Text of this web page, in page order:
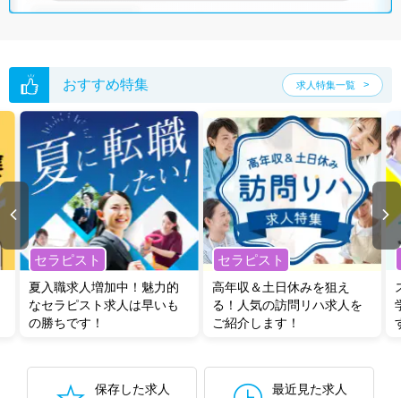
サイト上に掲載されている求人の他に、非公開求人もございます。無料
三重県の柔道整復師求人では以下のような条件が人気です。
・
・正社員(正職員)
・
介護福祉施設 ・ 接骨院・その他
他の条件でも人気の求人がございますので、「こだわり条件」から検索
いただくか、お気軽にお問い合わせください。
全国の柔道整復師求人から検索いただくことも可能です。
無料転職支援サービスにお申し込みいただくと、ご希望条件をヒアリン
グした上で求人をご提案いたします。
ご希望条件がまだ定まっていない方は人気の希望条件をピックアップし
た求人特集 をぜひご活用ください。
転職支援の他、情報収集や募集状況の確認も、お気軽にご相談くださ
おすすめ特集 求人特集一覧
セラピスト
夏入職求人増加中！魅力的
なセラピスト求人は早いも
の勝ちです！
セラピスト
高年収＆土日休みを狙え
る！人気の訪問リハ求人を
ご紹介します！
保存した求人
最近見た求人